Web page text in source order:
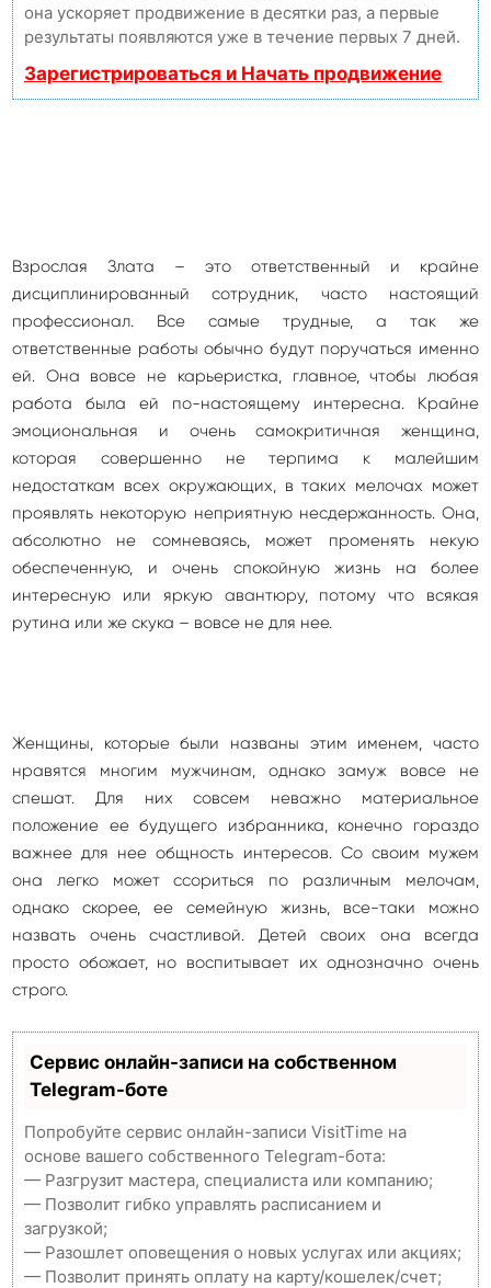
она ускоряет продвижение в десятки раз, а первые
результаты появляются уже в течение первых 7 дней.
Зарегистрироваться и Начать продвижение
Взрослая Злата – это ответственный и крайне
дисциплинированный сотрудник, часто настоящий
профессионал. Все самые трудные, а так же
ответственные работы обычно будут поручаться именно
ей. Она вовсе не карьеристка, главное, чтобы любая
работа была ей по-настоящему интересна. Крайне
эмоциональная и очень самокритичная женщина,
которая совершенно не терпима к малейшим
недостаткам всех окружающих, в таких мелочах может
проявлять некоторую неприятную несдержанность. Она,
абсолютно не сомневаясь, может променять некую
обеспеченную, и очень спокойную жизнь на более
интересную или яркую авантюру, потому что всякая
рутина или же скука – вовсе не для нее.
Женщины, которые были названы этим именем, часто
нравятся многим мужчинам, однако замуж вовсе не
спешат. Для них совсем неважно материальное
положение ее будущего избранника, конечно гораздо
важнее для нее общность интересов. Со своим мужем
она легко может ссориться по различным мелочам,
однако скорее, ее семейную жизнь, все-таки можно
назвать очень счастливой. Детей своих она всегда
просто обожает, но воспитывает их однозначно очень
строго.
Сервис онлайн-записи на собственном
Telegram-боте
Попробуйте сервис онлайн-записи VisitTime на
основе вашего собственного Telegram-бота:
— Разгрузит мастера, специалиста или компанию;
— Позволит гибко управлять расписанием и
загрузкой;
— Разошлет оповещения о новых услугах или акциях;
— Позволит принять оплату на карту/кошелек/счет;